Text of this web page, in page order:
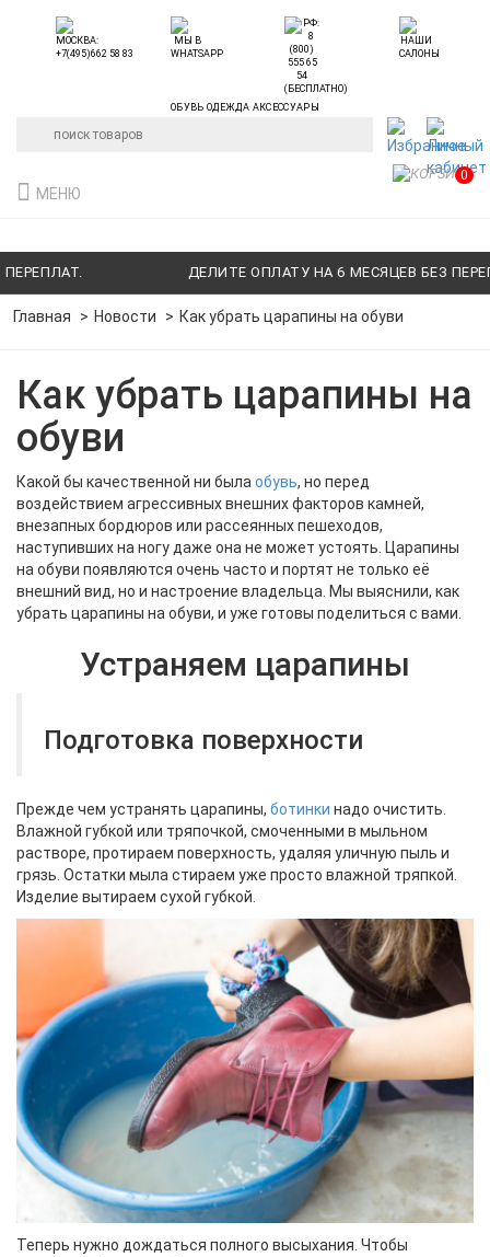
ДЕЛИТЕ ОПЛАТУ НА 6 МЕСЯЦЕВ БЕЗ ПЕРЕПЛАТ.
ОБУВЬ ОДЕЖДА АКСЕССУАРЫ
МЕНЮ
0
Главная Новости Как убрать царапины на обуви
Как убрать царапины на
обуви
Какой бы качественной ни была обувь, но перед
воздействием агрессивных внешних факторов камней,
внезапных бордюров или рассеянных пешеходов,
наступивших на ногу даже она не может устоять. Царапины
на обуви появляются очень часто и портят не только её
внешний вид, но и настроение владельца. Мы выяснили, как
убрать царапины на обуви, и уже готовы поделиться с вами.
Устраняем царапины
Подготовка поверхности
Прежде чем устранять царапины, ботинки надо очистить.
Влажной губкой или тряпочкой, смоченными в мыльном
растворе, протираем поверхность, удаляя уличную пыль и
грязь. Остатки мыла стираем уже просто влажной тряпкой.
Изделие вытираем сухой губкой.
Теперь нужно дождаться полного высыхания. Чтобы